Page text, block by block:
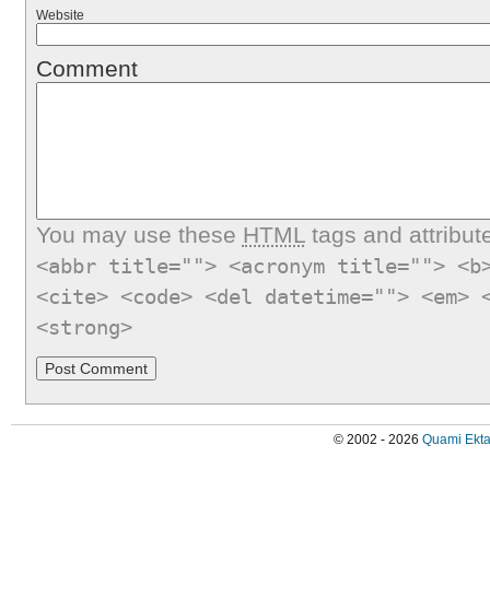
Website
Comment
You may use these HTMLtags and
<abbr title=""> <acronym title="">
<cite> <code> <del datetime="">
<strong>
© 2002 - 2026 Quami